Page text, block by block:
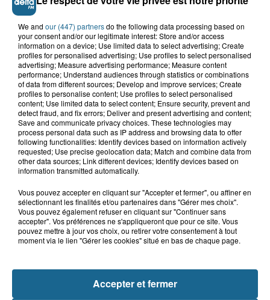
TOUTE L'ACTU LOCALE
LE TOP DE L'ACTU
We and our (447) partnersdo the following data processing based on
your consent and/or our legitimate interest: Store and/or access
information on a device; Use limited data to select advertising; Create
profiles for personalised advertising; Use profiles to select personalised
advertising; Measure advertising performance; Measure content
performance; Understand audiences through statistics or combinations
of data from different sources; Develop and improve services; Create
profiles to personalise content; Use profiles to select personalised
content; Use limited data to select content; Ensure security, prevent and
detect fraud, and fix errors; Deliver and present advertising and content;
Save and communicate privacy choices. These technologies may
process personal data such as IP address and browsing data to offer
following functionalities: Identify devices based on information actively
requested; Use precise geolocation data; Match and combine data from
other data sources; Link different devices; Identify devices based on
information transmitted automatically.
Vous pouvez accepter en cliquant sur "Accepter et fermer", ou affiner en
sélectionnant les finalités et/ou partenaires dans "Gérer mes choix".
Vous pouvez également refuser en cliquant sur "Continuer sans
accepter". Vos préférences ne s'appliqueront que pour ce site. Vous
pouvez mettre à jour vos choix, ou retirer votre consentement à tout
moment via le lien "Gérer les cookies" situé en bas de chaque page.
Accepter et fermer